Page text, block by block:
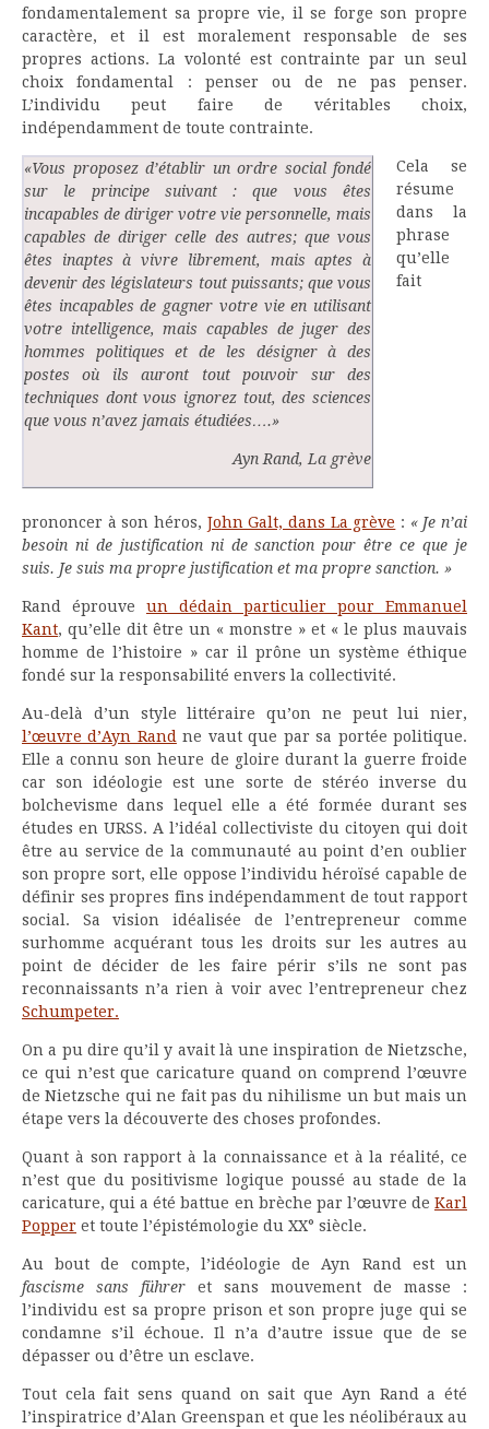
fondamentalement sa propre vie, il se forge son propre
caractère, et il est moralement responsable de ses
propres actions. La volonté est contrainte par un seul
choix fondamental : penser ou de ne pas penser.
L’individu peut faire de véritables choix,
indépendamment de toute contrainte.
«Vous proposez d’établir un ordre social fondé
sur le principe suivant : que vous êtes
incapables de diriger votre vie personnelle, mais
capables de diriger celle des autres; que vous
êtes inaptes à vivre librement, mais aptes à
devenir des législateurs tout puissants; que vous
êtes incapables de gagner votre vie en utilisant
votre intelligence, mais capables de juger des
hommes politiques et de les désigner à des
postes où ils auront tout pouvoir sur des
techniques dont vous ignorez tout, des sciences
que vous n’avez jamais étudiées….»
Ayn Rand, La grève
Cela se
résume
dans la
phrase
qu’elle
fait
prononcer à son héros, John Galt, dans La grève : « Je n’ai
besoin ni de justification ni de sanction pour être ce que je
suis. Je suis ma propre justification et ma propre sanction. »
Rand éprouve un dédain particulier pour Emmanuel
Kant, qu’elle dit être un « monstre » et « le plus mauvais
homme de l’histoire » car il prône un système éthique
fondé sur la responsabilité envers la collectivité.
Au-delà d’un style littéraire qu’on ne peut lui nier,
l’œuvre d’Ayn Rand ne vaut que par sa portée politique.
Elle a connu son heure de gloire durant la guerre froide
car son idéologie est une sorte de stéréo inverse du
bolchevisme dans lequel elle a été formée durant ses
études en URSS. A l’idéal collectiviste du citoyen qui doit
être au service de la communauté au point d’en oublier
son propre sort, elle oppose l’individu héroïsé capable de
définir ses propres fins indépendamment de tout rapport
social. Sa vision idéalisée de l’entrepreneur comme
surhomme acquérant tous les droits sur les autres au
point de décider de les faire périr s’ils ne sont pas
reconnaissants n’a rien à voir avec l’entrepreneur chez
Schumpeter.
On a pu dire qu’il y avait là une inspiration de Nietzsche,
ce qui n’est que caricature quand on comprend l’œuvre
de Nietzsche qui ne fait pas du nihilisme un but mais un
étape vers la découverte des choses profondes.
Quant à son rapport à la connaissance et à la réalité, ce
n’est que du positivisme logique poussé au stade de la
caricature, qui a été battue en brèche par l’œuvre de Karl
Popper et toute l’épistémologie du XX° siècle.
Au bout de compte, l’idéologie de Ayn Rand est un
fascisme sans führer et sans mouvement de masse :
l’individu est sa propre prison et son propre juge qui se
condamne s’il échoue. Il n’a d’autre issue que de se
dépasser ou d’être un esclave.
Tout cela fait sens quand on sait que Ayn Rand a été
l’inspiratrice d’Alan Greenspan et que les néolibéraux au